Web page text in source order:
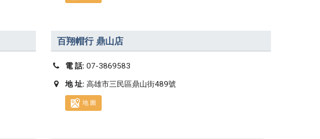
百翔帽行 鼎山店
電 話: 07-3869583
地 址: 高雄市三民區鼎山街489號
地 圖